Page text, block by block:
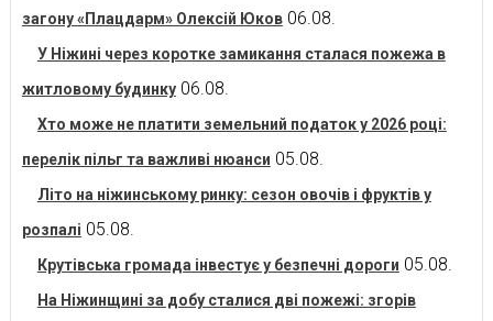
загону «Плацдарм» Олексій Юков 06.08.
У Ніжині через коротке замикання сталася пожежа в
житловому будинку 06.08.
Хто може не платити земельний податок у 2026 році:
перелік пільг та важливі нюанси 05.08.
Літо на ніжинському ринку: сезон овочів і фруктів у
розпалі 05.08.
Крутівська громада інвестує у безпечні дороги 05.08.
На Ніжинщині за добу сталися дві пожежі: згорів